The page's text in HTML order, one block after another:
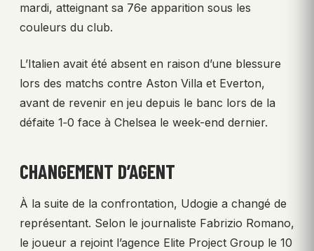
mardi, atteignant sa 76e apparition sous les
couleurs du club.
L’Italien avait été absent en raison d’une blessure
lors des matchs contre Aston Villa et Everton,
avant de revenir en jeu depuis le banc lors de la
défaite 1‑0 face à Chelsea le week-end dernier.
CHANGEMENT D’AGENT
À la suite de la confrontation, Udogie a changé de
représentant. Selon le journaliste Fabrizio Romano,
le joueur a rejoint l’agence Elite Project Group le 10